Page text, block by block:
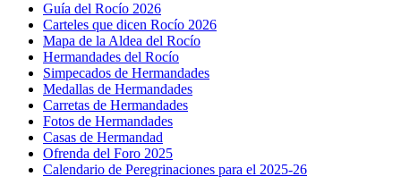
Guía del Rocío 2026
Carteles que dicen Rocío 2026
Mapa de la Aldea del Rocío
Hermandades del Rocío
Simpecados de Hermandades
Medallas de Hermandades
Carretas de Hermandades
Fotos de Hermandades
Casas de Hermandad
Ofrenda del Foro 2025
Calendario de Peregrinaciones para el 2025-26